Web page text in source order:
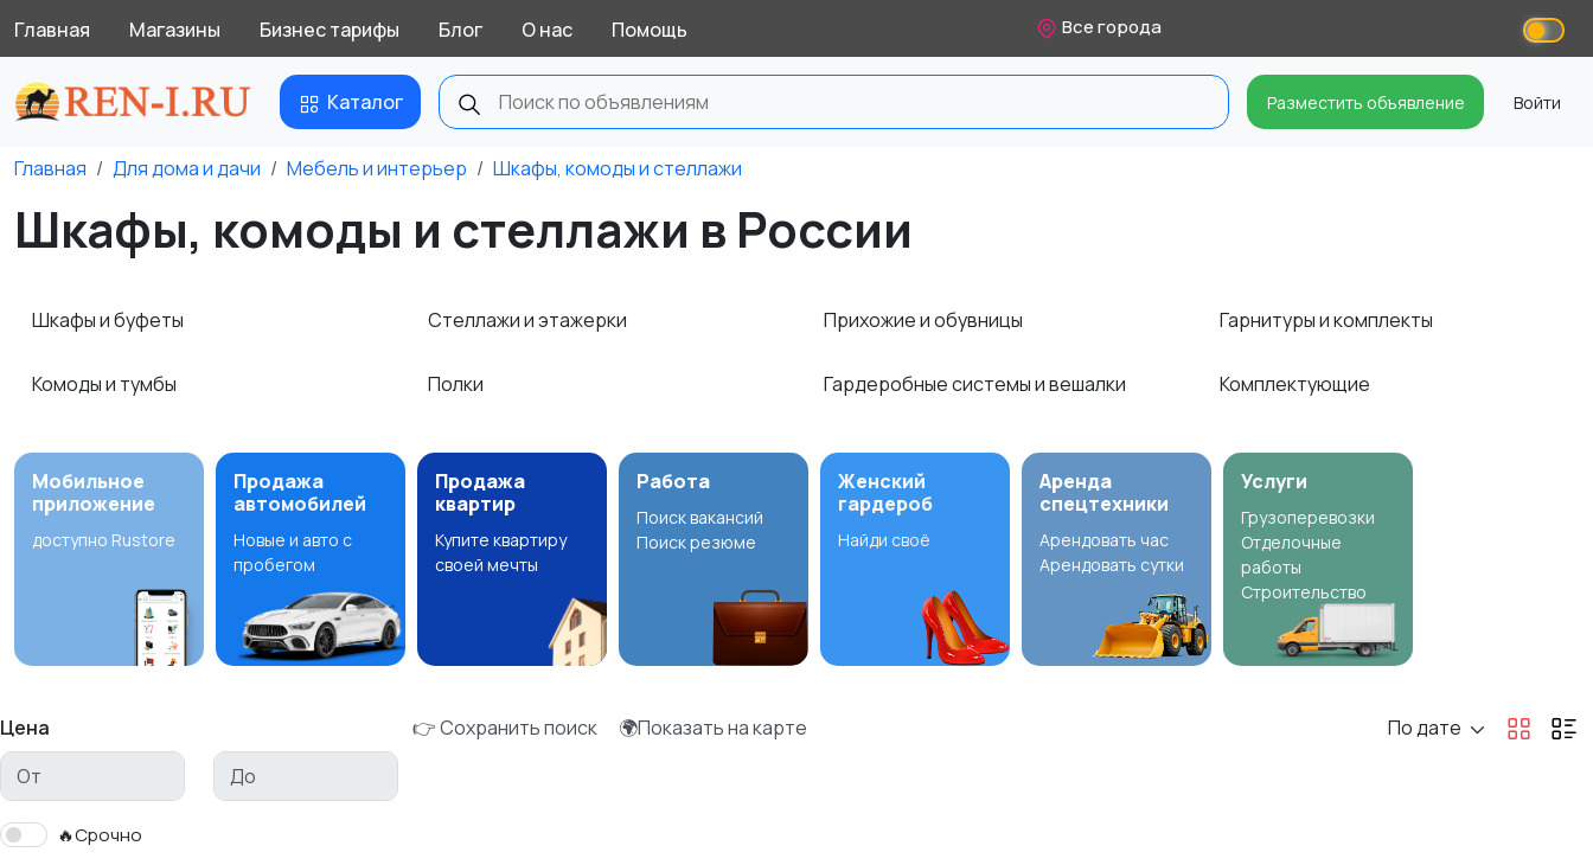
Главная Магазины Бизнес тарифы Блог О нас Помощь Все города
Каталог Разместить объявление Войти
Главная Для дома и дачи Мебель и интерьер Шкафы, комоды и стеллажи
Шкафы, комоды и стеллажи в России
Шкафы и буфеты
Комоды и тумбы
Стеллажи и этажерки
Полки
Прихожие и обувницы
Гардеробные системы и вешалки
Гарнитуры и комплекты
Комплектующие
Мобильное
приложение
доступно Rustore
Продажа
автомобилей
Новые и авто с
пробегом
Продажа
квартир
Купите квартиру
своей мечты
Работа
Поиск вакансий
Поиск резюме
Женский
гардероб
Найди своё
Аренда
спецтехники
Арендовать час
Арендовать сутки
Услуги
Грузоперевозки
Отделочные
работы
Строительство
Цена
🔥Срочно
👉 Сохранить поиск 🌍Показать на карте По дате